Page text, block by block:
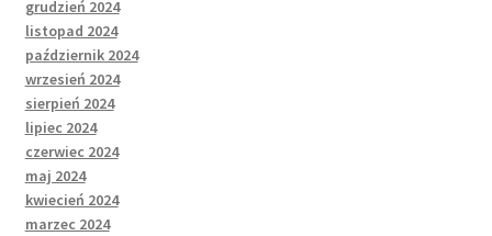
grudzień 2024
listopad 2024
październik 2024
wrzesień 2024
sierpień 2024
lipiec 2024
czerwiec 2024
maj 2024
kwiecień 2024
marzec 2024